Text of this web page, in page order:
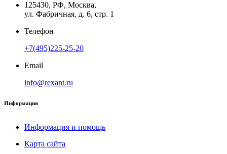
125430, РФ, Москва,
ул. Фабричная, д. 6, стр. 1
Телефон
+7(495)225-25-20
Email
info@rexant.ru
Информация
Информация и помощь
Карта сайта